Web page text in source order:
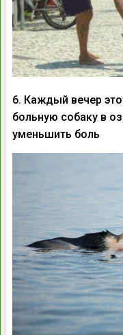
6. Каждый вечер
больную собаку в
уменьшить боль